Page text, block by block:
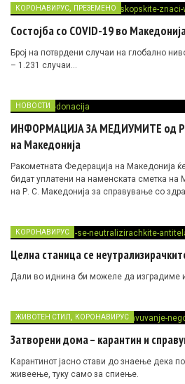
КОРОНАВИРУС, ПРЕЗЕМЕНО
Состојба со COVID-19 во
Број на потврдени случаи на глобално
– 1.231 случаи…
НОВОСТИ
ИНФОРМАЦИЈА ЗА МЕДИУМИТЕ од
на Македонија
Ракометната Федерација на Македонија
бидат уплатени на наменската сметка на
на Р. С. Македонија за справување со
КОРОНАВИРУС
Целна станица се
Дали во иднина би можеле да изградиме
ЖИВОТЕН СТИЛ, КОРОНАВИРУС
Затворени дома – карантин и
Карантинот јасно стави до знаење дека
живеење, туку само за спиење.